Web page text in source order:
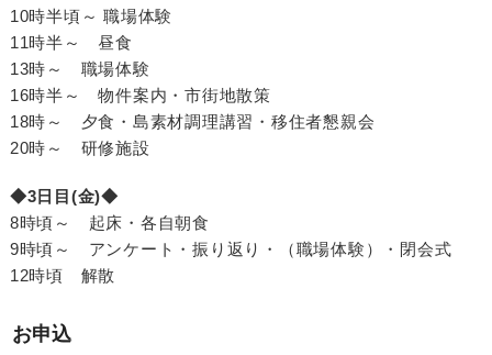
10時半頃～ 職場体験
11時半～ 昼食
13時～ 職場体験
16時半～ 物件案内・市街地散策
18時～ 夕食・島素材調理講習・移住者懇親会
20時～ 研修施設
◆3日目(金)◆
8時頃～ 起床・各自朝食
9時頃～ アンケート・振り返り・（職場体験）・閉会式
12時頃 解散
お申込